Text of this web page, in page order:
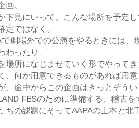
画。
下見にいって、こんな場所を予定
定ではなく。
で劇場外での公演をやるときには、
わったり、
場所になじませていく形でやって
、何か用意できるものがあれば用
、途中からこの企画はきっとそう
FESのために準備する、稽古
ちの課題にそってAAPAの上本と